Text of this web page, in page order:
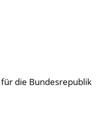
die Bundesrepublik